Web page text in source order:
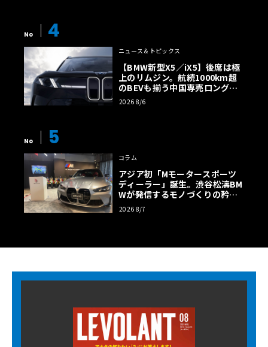
No 4
ニュース＆トピックス
【BMW新型X5／iX5】後席は極
上のリムジン。航続1000km超
のBEVも揃う中国専売ロング仕
様の全貌
2026 8/6
No 5
コラム
アジア初「Mモータースポーツ
ディーラー」誕生。渋谷松濤BM
Wが発信するモノづくりの矜持
【木下隆之コラム】
2026 8/7